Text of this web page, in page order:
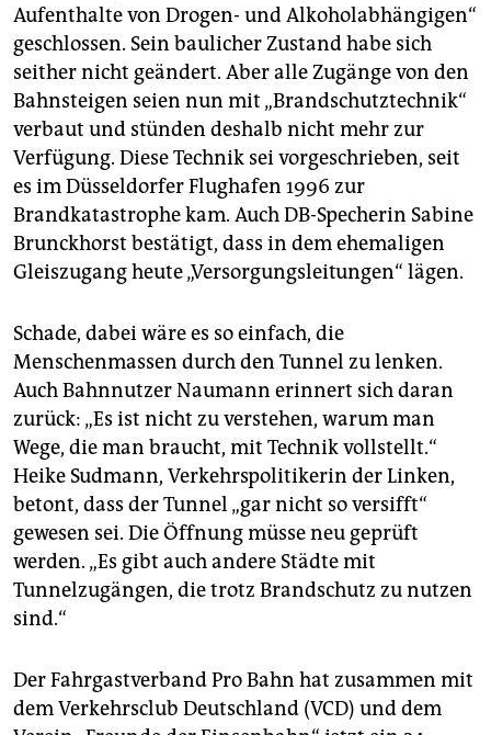
Die Fahrgastverbände schlagen vor, einen neuen
Bahnsteig 9 mit eigenem Gleis zu schaffen. Dafür soll
das jetzige Gleis 10 überbaut werden. Die Bahn will
diese Gleise weiter für Durchfahrten und
Rangierfahrten behalten.
Entlastung könnte eine Brücke für Güterzüge aus
dem Hafen bringen. Weil diese sonst die Gleise zum
Hauptbahnhof kreuzen, kommt es zu vielen
Verzögerungen.
Weitere Entlastung soll die geplante S-Bahn-Linie S4
aus Ahrensburg bringen, die auf den S-Bahn-Gleisen 1
wegfällt, wären auch weniger Rangierfahrten im
Bahnhof nötig. Außerdem würden nicht mehr alle
Passagiere der früheren Regionallinie am
Hauptbahnhof aussteigen, sondern mit der S-Bahn in
Richtung Jungfernstieg weiterfahren.
Aufenthalte von Drogen- und Alkoholabhängigen“
geschlossen. Sein baulicher Zustand habe sich
seither nicht geändert. Aber alle Zugänge von den
Bahnsteigen seien nun mit „Brandschutztechnik“
verbaut und stünden deshalb nicht mehr zur
Verfügung. Diese Technik sei vorgeschrieben, seit
es im Düsseldorfer Flughafen 1996 zur
Brandkatastrophe kam. Auch DB-Specherin Sabine
Brunckhorst bestätigt, dass in dem ehemaligen
Gleiszugang heute „Versorgungsleitungen“ lägen.
Schade, dabei wäre es so einfach, die
Menschenmassen durch den Tunnel zu lenken.
Auch Bahnnutzer Naumann erinnert sich daran
zurück: „Es ist nicht zu verstehen, warum man
Wege, die man braucht, mit Technik vollstellt.“
Heike Sudmann, Verkehrspolitikerin der Linken,
betont, dass der Tunnel „gar nicht so versifft“
gewesen sei. Die Öffnung müsse neu geprüft
werden. „Es gibt auch andere Städte mit
Tunnelzugängen, die trotz Brandschutz zu nutzen
sind.“
Der Fahrgastverband Pro Bahn hat zusammen mit
dem Verkehrsclub Deutschland (VCD) und dem